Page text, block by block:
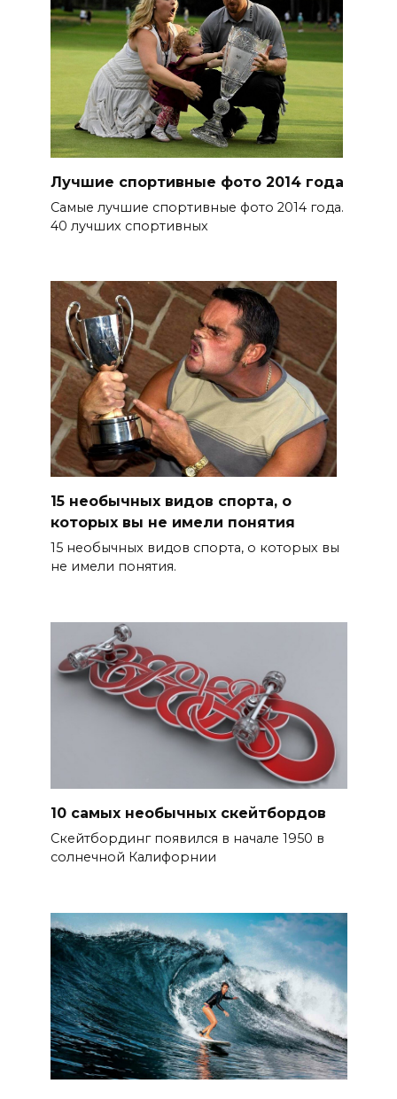
Лучшие спортивные фото 2014 года
Самые лучшие спортивные фото 2014 года.
40 лучших спортивных
15 необычных видов спорта, о
которых вы не имели понятия
15 необычных видов спорта, о которых вы
не имели понятия.
10 самых необычных скейтбордов
Скейтбординг появился в начале 1950 в
солнечной Калифорнии